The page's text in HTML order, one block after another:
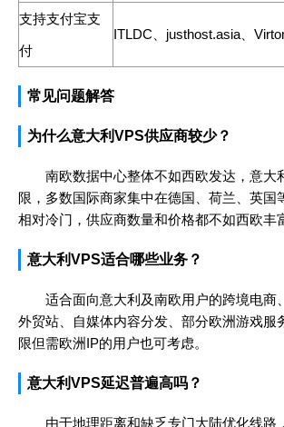
支持支付宝支
付
ITLDC、justhost.asia、
常见问题解答
为什么意大利VPS供应商较少？
南欧数据中心整体不如西欧发达，意大
限，多数国际商家集中在德国、荷兰、英国
相对冷门，供应商数量和价格都不如西欧丰
意大利VPS适合哪些业务？
适合面向意大利及南欧用户的跨境电商
外贸站、自媒体内容分发、部分欧洲游戏服
限但需欧洲IP的用户也可考虑。
意大利VPS延迟普遍高吗？
由于地理距离和缺乏专门大陆优化线路